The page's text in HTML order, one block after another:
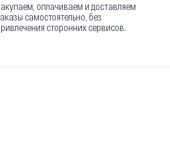
оплачиваем и доставляем
самостоятельно, без
сторонних сервисов.